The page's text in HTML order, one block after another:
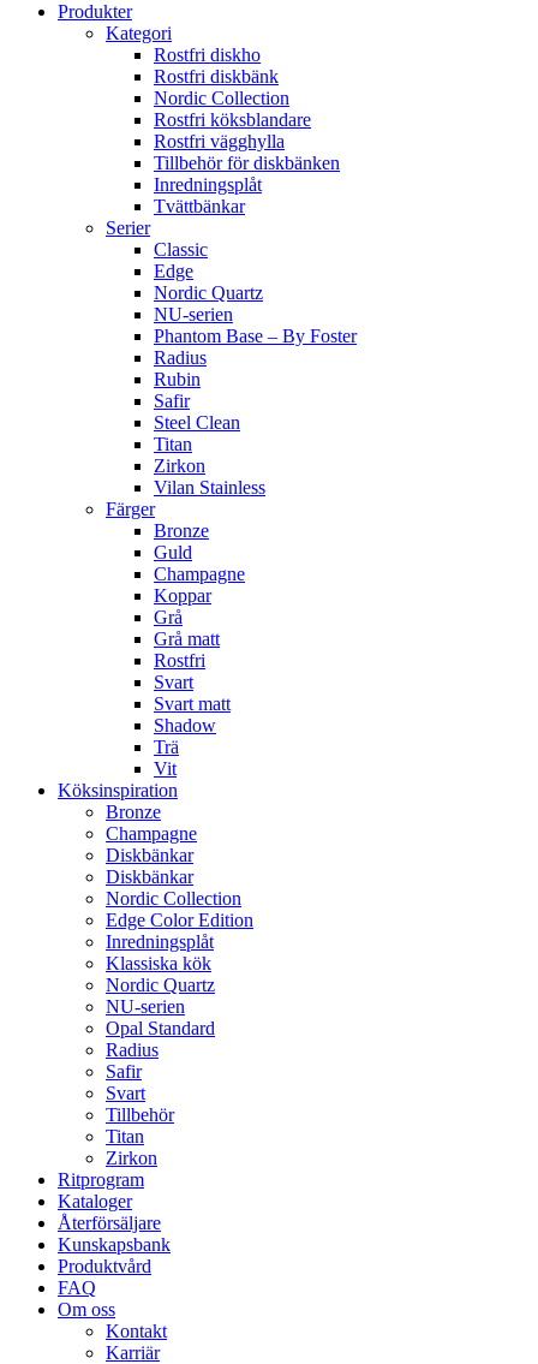
Produkter
Kategori
Rostfri diskho
Rostfri diskbänk
Nordic Collection
Rostfri köksblandare
Rostfri vägghylla
Tillbehör för diskbänken
Inredningsplåt
Tvättbänkar
Serier
Classic
Edge
Nordic Quartz
NU-serien
Phantom Base – By Foster
Radius
Rubin
Safir
Steel Clean
Titan
Zirkon
Vilan Stainless
Färger
Bronze
Guld
Champagne
Koppar
Grå
Grå matt
Rostfri
Svart
Svart matt
Shadow
Trä
Vit
Köksinspiration
Bronze
Champagne
Diskbänkar
Diskbänkar
Nordic Collection
Edge Color Edition
Inredningsplåt
Klassiska kök
Nordic Quartz
NU-serien
Opal Standard
Radius
Safir
Svart
Tillbehör
Titan
Zirkon
Ritprogram
Kataloger
Återförsäljare
Kunskapsbank
Produktvård
FAQ
Om oss
Kontakt
Karriär